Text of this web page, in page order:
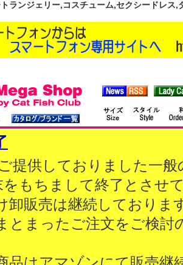
ランジェリー,コスチューム,セクシードレス
提供しておりました一
をもちまして終了とさせ
卸販売は継続しておりま
とまったご注文をご検討